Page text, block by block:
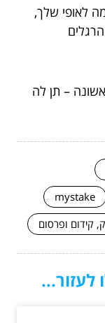
לאופי שלך,
– תן לה
mystake
קידום ופרסום